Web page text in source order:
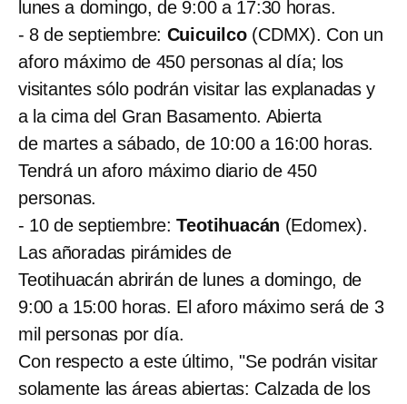
lunes a domingo, de 9:00 a 17:30 horas.
- 8 de septiembre: Cuicuilco (CDMX). Con un
aforo máximo de 450 personas al día; los
visitantes sólo podrán visitar las explanadas y
a la cima del Gran Basamento. Abierta
de martes a sábado, de 10:00 a 16:00 horas.
Tendrá un aforo máximo diario de 450
personas.
- 10 de septiembre:Teotihuacán (Edomex).
Las añoradas pirámides de
Teotihuacán abrirán de lunes a domingo, de
9:00 a 15:00 horas. El aforo máximo será de 3
mil personas por día.
Con respecto a este último, "Se podrán visitar
solamente las áreas abiertas: Calzada de los